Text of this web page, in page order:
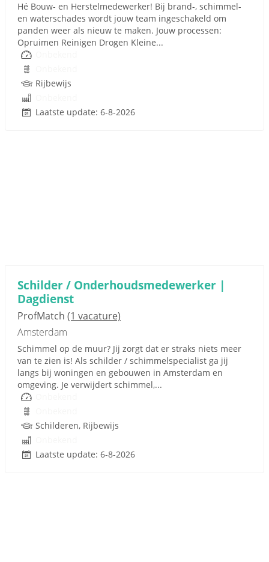
Hé Bouw- en Herstelmedewerker! Bij brand-, schimmel-
en waterschades wordt jouw team ingeschakeld om
panden weer als nieuw te maken. Jouw processen:
Opruimen Reinigen Drogen Kleine...
Rijbewijs
Laatste update: 6-8-2026
Schilder / Onderhoudsmedewerker |
Dagdienst
ProfMatch (1 vacature)
Amsterdam
Schimmel op de muur? Jij zorgt dat er straks niets meer
van te zien is! Als schilder / schimmelspecialist ga jij
langs bij woningen en gebouwen in Amsterdam en
omgeving. Je verwijdert schimmel,...
Schilderen, Rijbewijs
Laatste update: 6-8-2026